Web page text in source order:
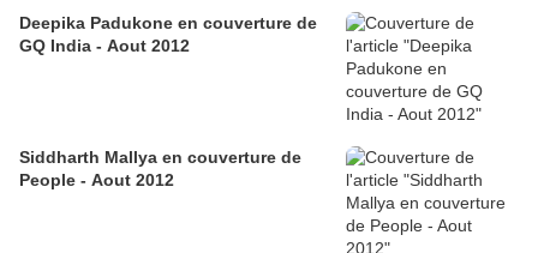
Deepika Padukone en couverture de
GQ India - Aout 2012
Siddharth Mallya en couverture de
People - Aout 2012